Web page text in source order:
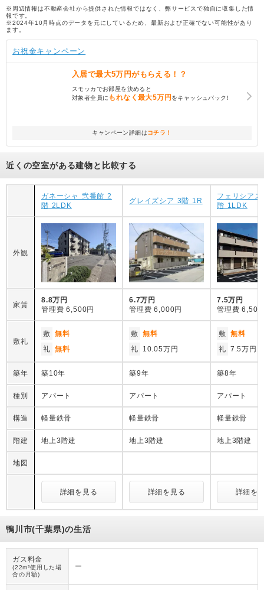
※周辺情報は不動産会社から提供された情報ではなく、弊サービスで独自に収集した情
報です。
※2024年10月時点のデータを元にしているため、最新および正確でない可能性があり
ます。
お祝金キャンペーン
入居で最大5万円がもらえる！？
スモッカでお部屋を決めると
対象者全員に もれなく最大5万円をキャッシュバック!
キャンペーン詳細はコチラ！
近くの空室がある建物と比較する
ガネーシャ 弐番館 2
階 2LDK
グレイズシア 3階 1R
フェリシア
階 1LDK
外観
家賃
8.8万円
管理費 6,500円
6.7万円
管理費 6,000円
7.5万円
管理費 6,500
敷礼
敷 無料
礼 無料
敷 無料
礼
10.05万円
敷 無料
礼 7.5万円
築年 築10年 築9年 築8年
種別 アパート アパート アパート
構造 軽量鉄骨 軽量鉄骨 軽量鉄骨
階建 地上3階建 地上3階建 地上3階建
地図
詳細を見る 詳細を見る 詳細を
鴨川市(千葉県)の生活
ガス料金
(22m³使用した場
合の月額)
ー